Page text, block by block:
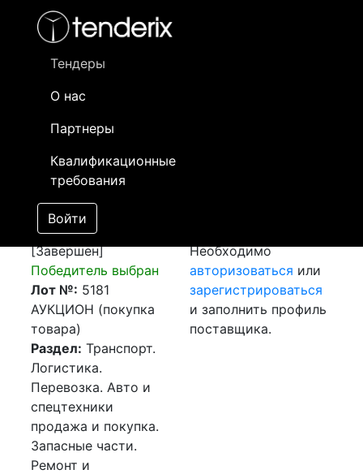
Тендеры
О нас
Партнеры
Квалификационные
требования
Войти
- активный лот
- сохраненный лот (не опубликован)
Закупка: Перевозка
г.Алматы (РК) -
с.Аксу-Аюлы,
месторождение
Алмалы (РК)
[Завершен]
Победитель выбран
Лот №: 5181
АУКЦИОН (покупка
товара)
Раздел: Транспорт.
Логистика.
Перевозка. Авто и
спецтехники
продажа и покупка.
Запасные части.
Ремонт и
Необходимо
авторизоваться или
зарегистрироваться
и заполнить профиль
поставщика.